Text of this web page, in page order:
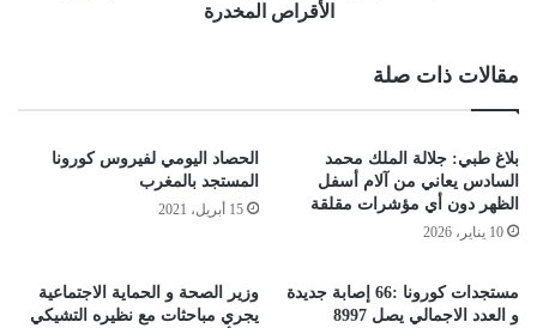
الأقراص المخدرة
مقالات ذات صلة
بلاغ طبي: جلالة الملك محمد
السادس يعاني من آلام أسفل
الظهر دون أي مؤشرات مقلقة
10 يناير، 2026
الحصاد اليومي لفيروس كورونا
المستجد بالمغرب
15 أبريل، 2021
مستجدات كورونا :66 إصابة جديدة
و العدد الاجمالي يصل 8997
وزير الصحة و الحماية الاجتماعية
يجري مباحثات مع نظيره التشيكي